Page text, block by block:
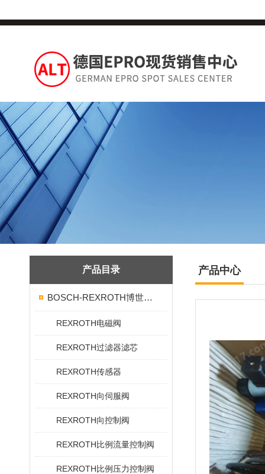
产品目录
BOSCH-REXROTH博世力士乐
REXROTH电磁阀
REXROTH过滤器滤芯
REXROTH传感器
REXROTH向伺服阀
REXROTH向控制阀
REXROTH比例流量控制阀
REXROTH比例压力控制阀
产品中心